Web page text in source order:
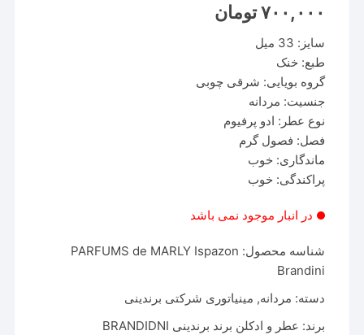
۷۰۰,۰۰۰ تومان
سایز: 33 میل
طبع: خنک
گروه بویایی: شرقی چوبی
جنسیت: مردانه
نوع عطر: ادو پرفیوم
فصل: فصول گرم
ماندگاری: خوب
پراکندگی: خوب
در انبار موجود نمی باشد
شناسه محصول: PARFUMS de MARLY Ispazon
Brandini
دسته: مردانه, مینیاتوری شرکتی برندینی
برند: عطر و ادکلن برند برندینی BRANDIDNI